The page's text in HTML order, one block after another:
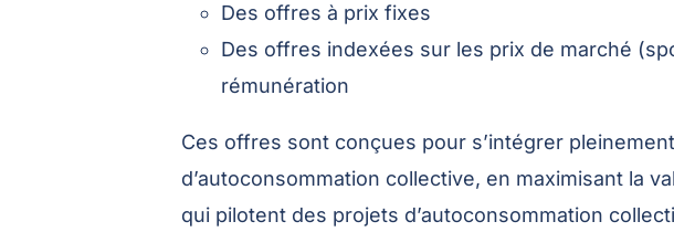
Des offres à prix fixes
Des offres indexées sur les prix de marché
rémunération
Ces offres sont conçues pour s’intégrer
d’autoconsommation collective, en maximisant la
qui pilotent des projets d’autoconsommation